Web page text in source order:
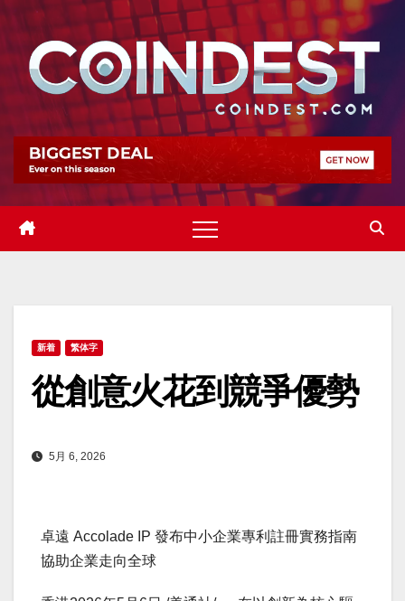
Skip
content
新着 繁体字
從創意火花到競爭優勢
5月 6, 2026
卓遠 Accolade IP 發布中小企業專利註冊實務指南
協助企業走向全球